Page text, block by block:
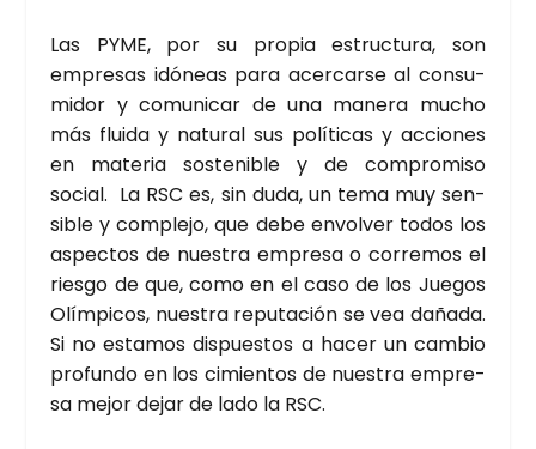
Las PYME, por su pro­pia estruc­tu­ra, son
empre­sas idó­neas para acer­car­se al con­su­
mi­dor y comu­ni­car de una mane­ra mucho
más flui­da y natu­ral sus polí­ti­cas y accio­nes
en mate­ria sos­te­ni­ble y de com­pro­mi­so
social. La RSC es, sin duda, un tema muy sen­
si­ble y com­ple­jo, que debe envol­ver todos los
aspec­tos de nues­tra empre­sa o corre­mos el
ries­go de que, como en el caso de los Jue­gos
Olím­pi­cos, nues­tra repu­tación se vea daña­da.
Si no esta­mos dis­pues­tos a hacer un cam­bio
pro­fun­do en los cimien­tos de nues­tra empre­
sa mejor dejar de lado la RSC.